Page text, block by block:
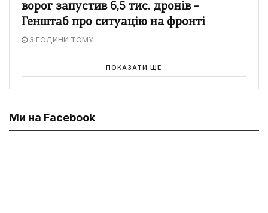
ворог запустив 6,5 тис. дронів –
Генштаб про ситуацію на фронті
3 ГОДИНИ ТОМУ
ПОКАЗАТИ ЩЕ
Ми на Facebook